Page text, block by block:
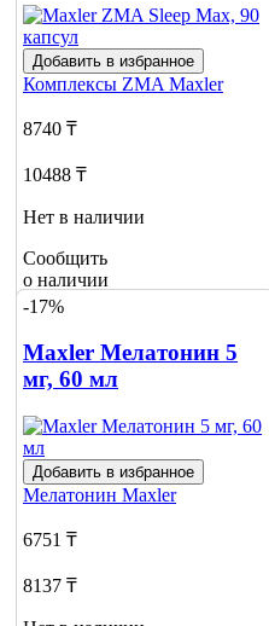
Добавить в избранное
Комплексы ZMA Maxler
8740 ₸
10488 ₸
Нет в наличии
Сообщить
о наличии
3
-17%
Maxler Мелатонин 5
мг, 60 мл
Добавить в избранное
Мелатонин Maxler
6751 ₸
8137 ₸